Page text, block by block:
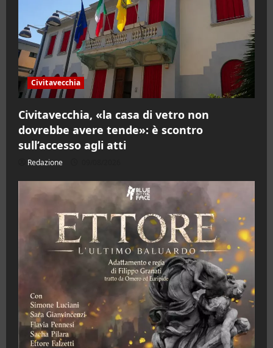
Civitavecchia
Civitavecchia, «la casa di vetro non
dovrebbe avere tende»: è scontro
sull’accesso agli atti
Redazione